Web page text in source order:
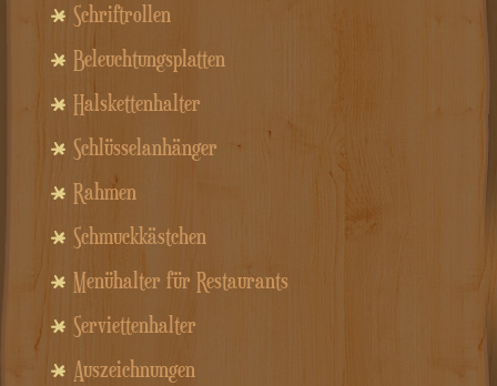
Schriftrollen
Beleuchtungsplatten
Halskettenhalter
Schlüsselanhänger
Rahmen
Schmuckkästchen
Menühalter für Restaurants
Serviettenhalter
Auszeichnungen